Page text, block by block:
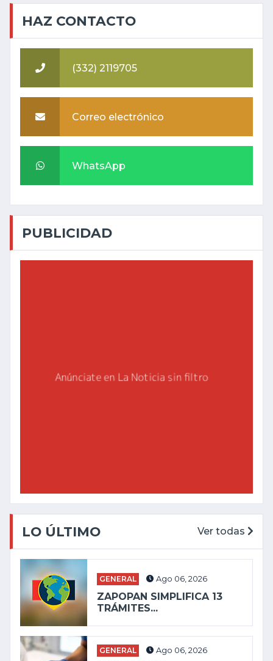
HAZ CONTACTO
(332) 2119705
Correo electrónico
WhatsApp
PUBLICIDAD
LO ÚLTIMO Ver todas
GENERAL Ago 06, 2026
ZAPOPAN SIMPLIFICA 13
TRÁMITES...
GENERAL Ago 06, 2026